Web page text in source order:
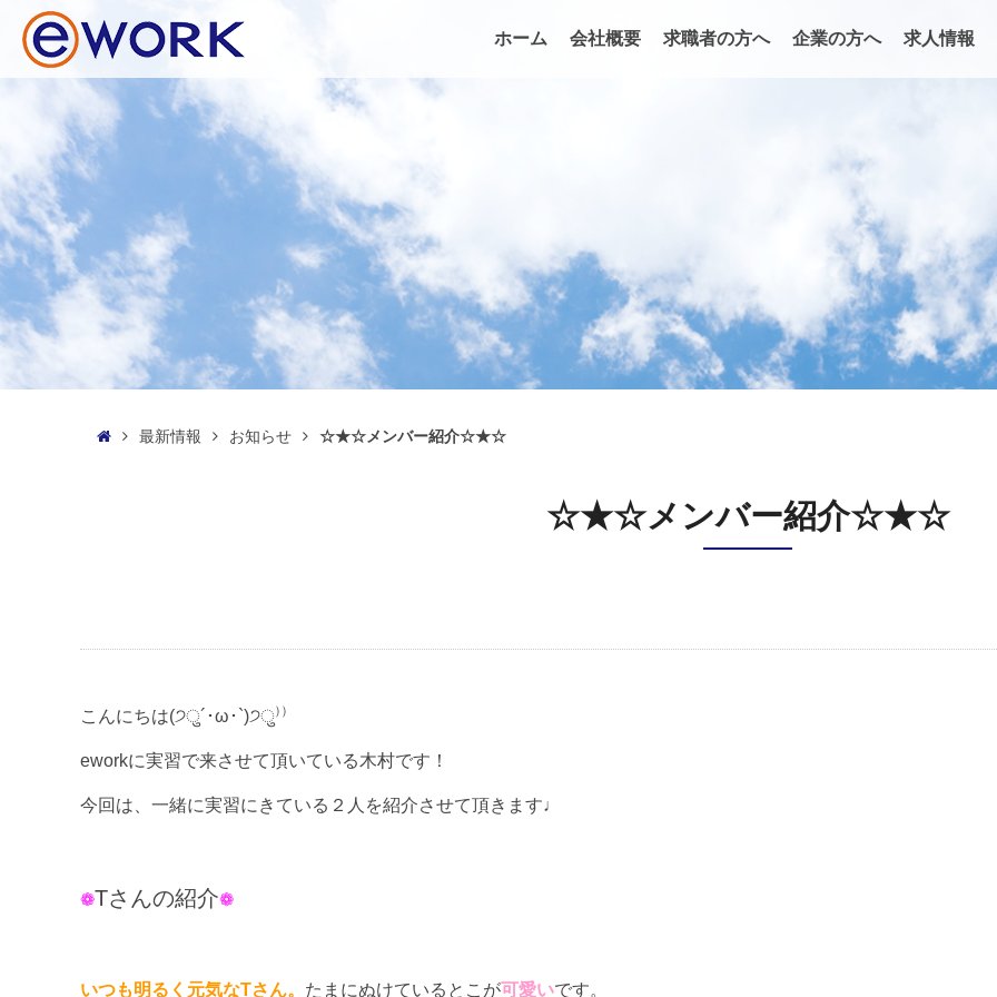
ホーム 会社概要 求職者の方へ 企業の方へ 求人情報
 最新情報 お知らせ ☆★☆メンバー紹介☆★☆
☆★☆メンバー紹介☆★☆
こんにちは(੭ु´･ω･`)੭ु⁾⁾
eworkに実習で来させて頂いている木村です！
今回は、一緒に実習にきている２人を紹介させて頂きます♩
❁Tさんの紹介❁
いつも明るく元気なTさん。 たまにぬけているとこが可愛いです。